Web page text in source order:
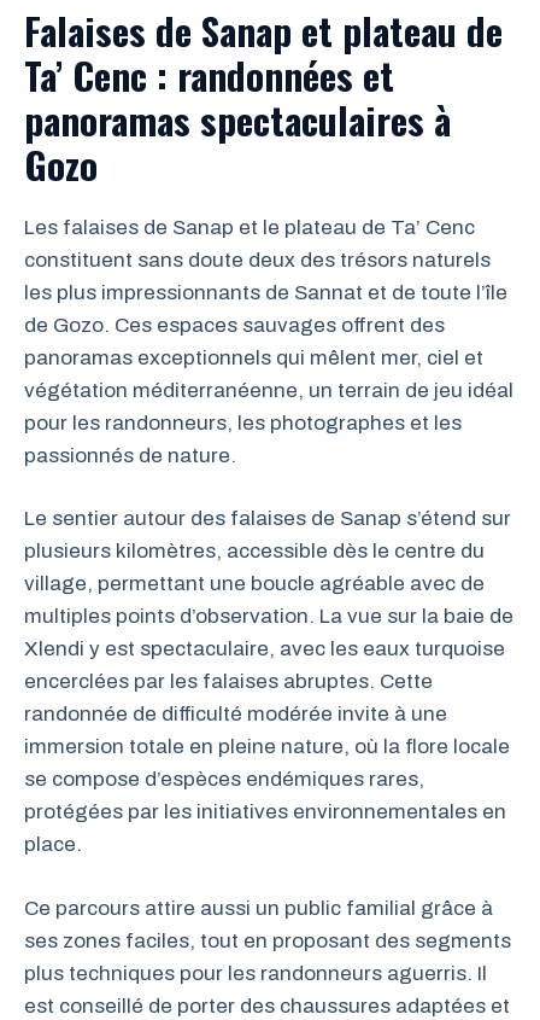
Falaises de Sanap et plateau de
Ta’ Cenc : randonnées et
panoramas spectaculaires à
Gozo
Les falaises de Sanap et le plateau de Ta’ Cenc
constituent sans doute deux des trésors naturels
les plus impressionnants de Sannat et de toute l’île
de Gozo. Ces espaces sauvages offrent des
panoramas exceptionnels qui mêlent mer, ciel et
végétation méditerranéenne, un terrain de jeu idéal
pour les randonneurs, les photographes et les
passionnés de nature.
Le sentier autour des falaises de Sanap s’étend sur
plusieurs kilomètres, accessible dès le centre du
village, permettant une boucle agréable avec de
multiples points d’observation. La vue sur la baie de
Xlendi y est spectaculaire, avec les eaux turquoise
encerclées par les falaises abruptes. Cette
randonnée de difficulté modérée invite à une
immersion totale en pleine nature, où la flore locale
se compose d’espèces endémiques rares,
protégées par les initiatives environnementales en
place.
Ce parcours attire aussi un public familial grâce à
ses zones faciles, tout en proposant des segments
plus techniques pour les randonneurs aguerris. Il
est conseillé de porter des chaussures adaptées et